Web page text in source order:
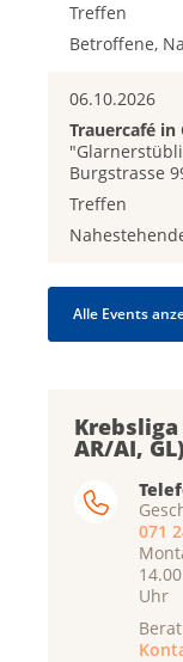
Treffen
Betroffene,
06.10.2026
Trauercafé in
Burgstrasse
Treffen
Alle Events
Krebsliga
AR/AI, GL)
071
Uhr